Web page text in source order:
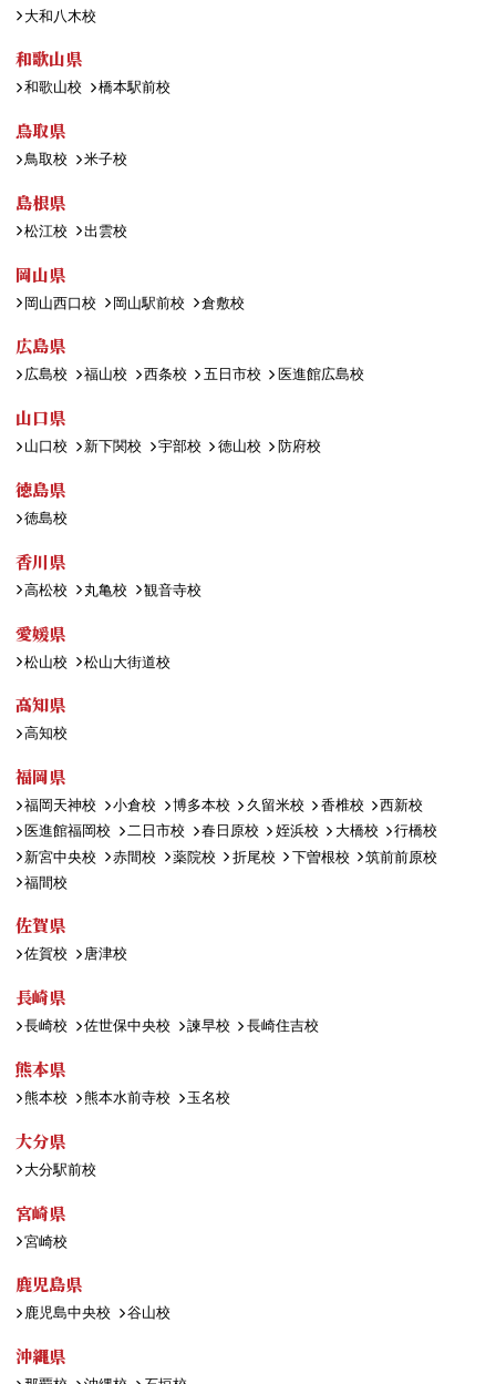
大和八木校
和歌山県
和歌山校 橋本駅前校
鳥取県
鳥取校 米子校
島根県
松江校 出雲校
岡山県
岡山西口校 岡山駅前校 倉敷校
広島県
広島校 福山校 西条校 五日市校 医進館広島校
山口県
山口校 新下関校 宇部校 徳山校 防府校
徳島県
徳島校
香川県
高松校 丸亀校 観音寺校
愛媛県
松山校 松山大街道校
高知県
高知校
福岡県
福岡天神校 小倉校 博多本校 久留米校 香椎校
西新校
医進館福岡校
二日市校 春日原校 姪浜校 大橋校
行橋校
新宮中央校
赤間校 薬院校 折尾校 下曽根校
筑前前原校
福間校
佐賀県
佐賀校 唐津校
長崎県
長崎校 佐世保中央校 諫早校 長崎住吉校
熊本県
熊本校 熊本水前寺校 玉名校
大分県
大分駅前校
宮崎県
宮崎校
鹿児島県
鹿児島中央校 谷山校
沖縄県